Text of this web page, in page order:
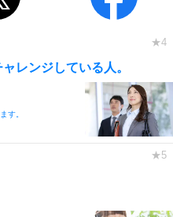
レンジしている人。
す。